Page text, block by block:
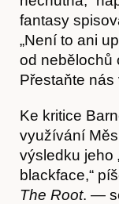
fantasy
„Není to ani
od
Přestaňte nás
Ke kritice
využívání
výsledku jeho
blackface,“
The Root. —